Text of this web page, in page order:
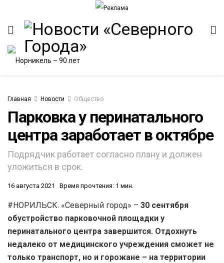
Главная Новости Общество
Парковка у перинатального
центра заработает в октябре
Подрядчик работает согласно плану и должен
уложиться в срок.
16 августа 2021 Время прочтения: 1 мин.
#НОРИЛЬСК. «Северный город» – 30 сентября
обустройство парковочной площадки у
перинатального центра завершится. Отдохнуть
недалеко от медицинского учреждения сможет не
только транспорт, но и горожане – на территории